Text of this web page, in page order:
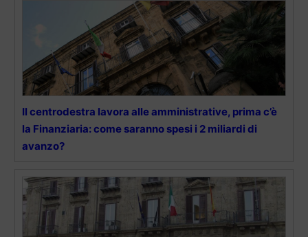
Il centrodestra lavora alle amministrative, prima c’è
la Finanziaria: come saranno spesi i 2 miliardi di
avanzo?